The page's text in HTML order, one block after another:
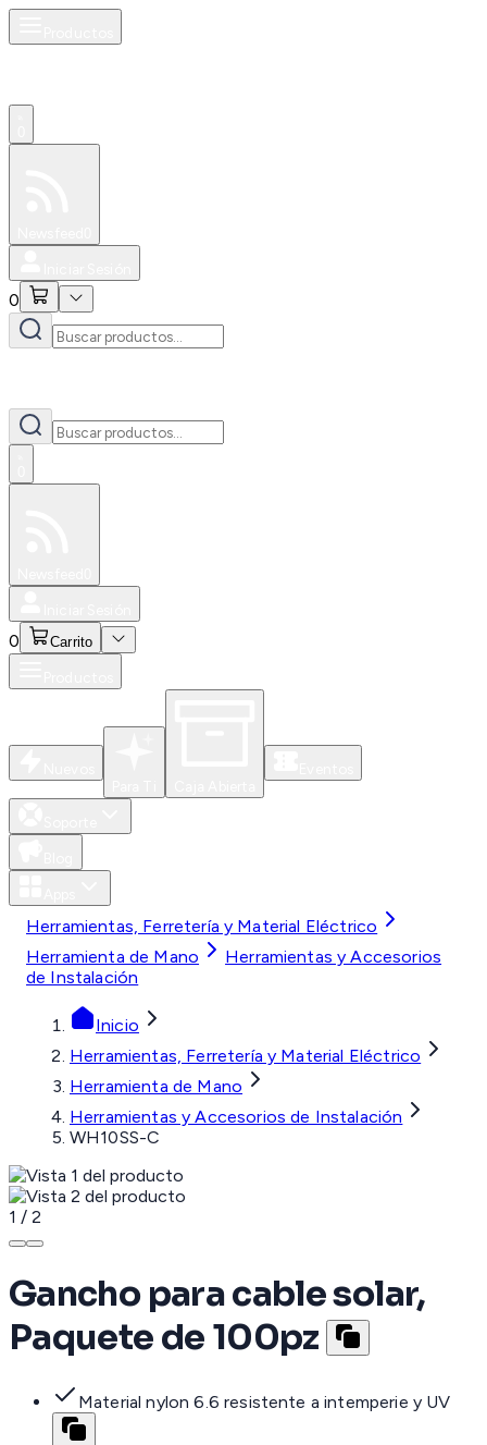
0
0 Carrito
Herramientas, Ferretería y Material Eléctrico
Herramienta de Mano
Herramientas y Accesorios
de Instalación
Inicio
Herramientas, Ferretería y Material Eléctrico
Herramienta de Mano
Herramientas y Accesorios de Instalación
WH10SS-C
1 / 2
Gancho para cable solar,
Paquete de 100pz
Material nylon 6.6 resistente a intemperie y UV